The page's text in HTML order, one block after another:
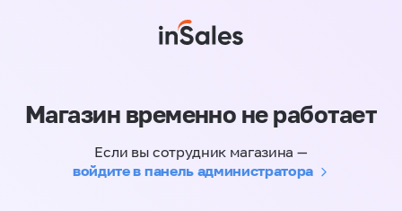
Магазин временно не работает
Если вы сотрудник магазина —
войдите в панель администратора